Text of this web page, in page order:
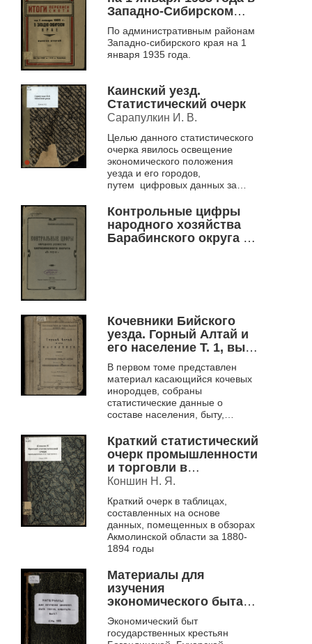
Западно-Сибирском
крае Вып. 2 .
По административным районам
Западно-сибирского края на 1
января 1935 года.
Каинский уезд.
Статистический очерк
Сарапулкин И. В.
Целью данного статистического
очерка явилось освещение
экономического положения
уезда и его городов,
путем цифровых данных за
революции и до 1923 г.
Контрольные цифры
народного хозяйства
Барабинского округа на
Кочевники Бийского
уезда. Горный Алтай и
его население Т. 1, вып.
1-2.
В первом томе представлен
материал касающийся кочевых
инородцев, собраны
статистические данные о
составе населения, быту,
Краткий статистический
очерк промышленности
и торговли в
Акмолинской области
за 1880-1894 гг.
Коншин Н. Я.
Краткий очерк в таблицах,
составленных на основе
данных, помещенных в обзорах
Акмолинской области за 1880-
1894 годы
Материалы для
изучения
экономического быта
государственных
крестьян и инородцев
Экономический быт
государственных крестьян